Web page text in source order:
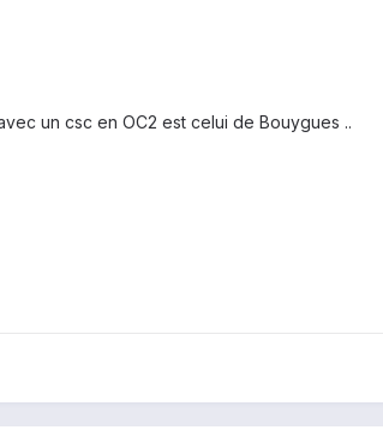
un csc en OC2 est celui de Bouygues ..